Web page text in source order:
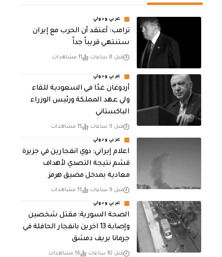
عربي ودولي
‏ترامب: أعتقد أن الحرب مع إيران
ستنتهي قريباً جداً
قبل 8 ساعات 11 مشاهدات
عربي ودولي
أردوغان غدًا في السعودية للقاء
ولي عهد المملكة ورئيس الوزراء
الباكستاني
قبل 9 ساعات 15 مشاهدات
عربي ودولي
اعلام إيراني: دوي انفجارين في جزيرة
قشم نتيجة التصدي لأهداف
معادية بمدخل مضيق هرمز
قبل 9 ساعات 15 مشاهدات
عربي ودولي
الصحة السورية: مقتل شخصين
وإصابة 13 اخرين بانفجار الحافلة في
جرمانا بريف دمشق
قبل 10 ساعات 16 مشاهدات